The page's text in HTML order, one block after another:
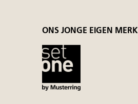
ONS JONGE EIGEN MERK